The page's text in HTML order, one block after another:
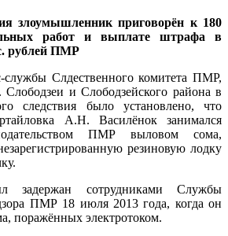
злоумышленник приговорён к 180
работ и выплате штрафа в
рублей ПМР
Слдественного комитета ПМР,
и Слободзейского района в
следствия было установлено, что
А.Н. Василёнок занимался
ПМР выловом сома,
резиновую лодку
задержан сотрудниками Службы
ПМР 18 июля 2013 года, когда он
поражённых электротоком.